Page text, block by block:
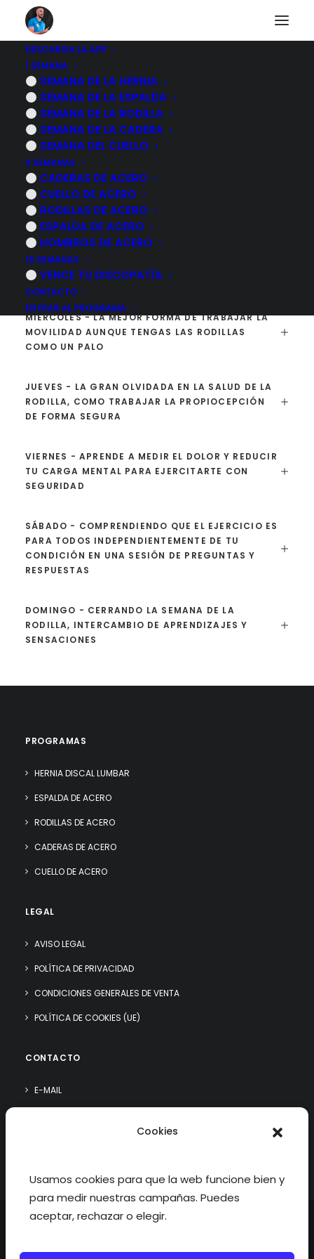
Cookies
Usamos cookies para que la web funcione bien y
para medir nuestras campañas. Puedes
aceptar, rechazar o elegir.
DESCARGA LA APP
1 SEMANA
SEMANA DE LA HERNIA
SEMANA DE LA ESPALDA
SEMANA DE LA RODILLA
SEMANA DE LA CADERA
SEMANA DEL CUELLO
3 SEMANAS
CADERAS DE ACERO
CUELLO DE ACERO
RODILLAS DE ACERO
ESPALDA DE ACERO
HOMBROS DE ACERO
16 SEMANAS
VENCE TU DISCOPATÍA
CONTACTO
ENTRAR AL PROGRAMA
Semana de la rodilla
LUNES - TODO LO QUE NUNCA TE HAN CONTADO
SOBRE EL DOLOR DE RODILLA, REINICIA TUS
CREENCIAS AUNQUE ESTÉS HECHO UN LIO Y NO
SEPAS QUE HACER
MARTES - APRENDE A TRABAJAR LA FUERZA DE TU
RODILLA EN MENOS DE 60 SEGUNDOS INCLUSO SI
TIENES LAS RODILLAS MUY DÉBILES
MIÉRCOLES - LA MEJOR FORMA DE TRABAJAR LA
MOVILIDAD AUNQUE TENGAS LAS RODILLAS
COMO UN PALO
JUEVES - LA GRAN OLVIDADA EN LA SALUD DE LA
RODILLA, COMO TRABAJAR LA PROPIOCEPCIÓN
DE FORMA SEGURA
VIERNES - APRENDE A MEDIR EL DOLOR Y REDUCIR
TU CARGA MENTAL PARA EJERCITARTE CON
SEGURIDAD
SÁBADO - COMPRENDIENDO QUE EL EJERCICIO ES
PARA TODOS INDEPENDIENTEMENTE DE TU
CONDICIÓN EN UNA SESIÓN DE PREGUNTAS Y
RESPUESTAS
DOMINGO - CERRANDO LA SEMANA DE LA
RODILLA, INTERCAMBIO DE APRENDIZAJES Y
SENSACIONES
PROGRAMAS
HERNIA DISCAL LUMBAR
ESPALDA DE ACERO
RODILLAS DE ACERO
CADERAS DE ACERO
CUELLO DE ACERO
LEGAL
AVISO LEGAL
POLÍTICA DE PRIVACIDAD
CONDICIONES GENERALES DE VENTA
POLÍTICA DE COOKIES (UE)
CONTACTO
E-MAIL